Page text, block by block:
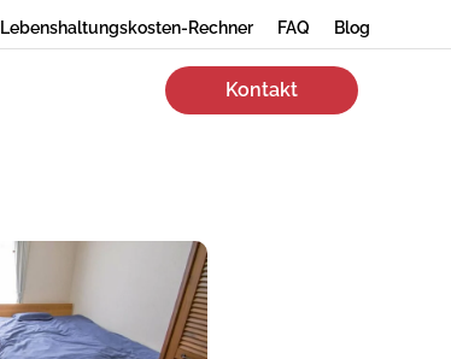
Lebenshaltungskosten-Rechner FAQ Blog
Kontakt